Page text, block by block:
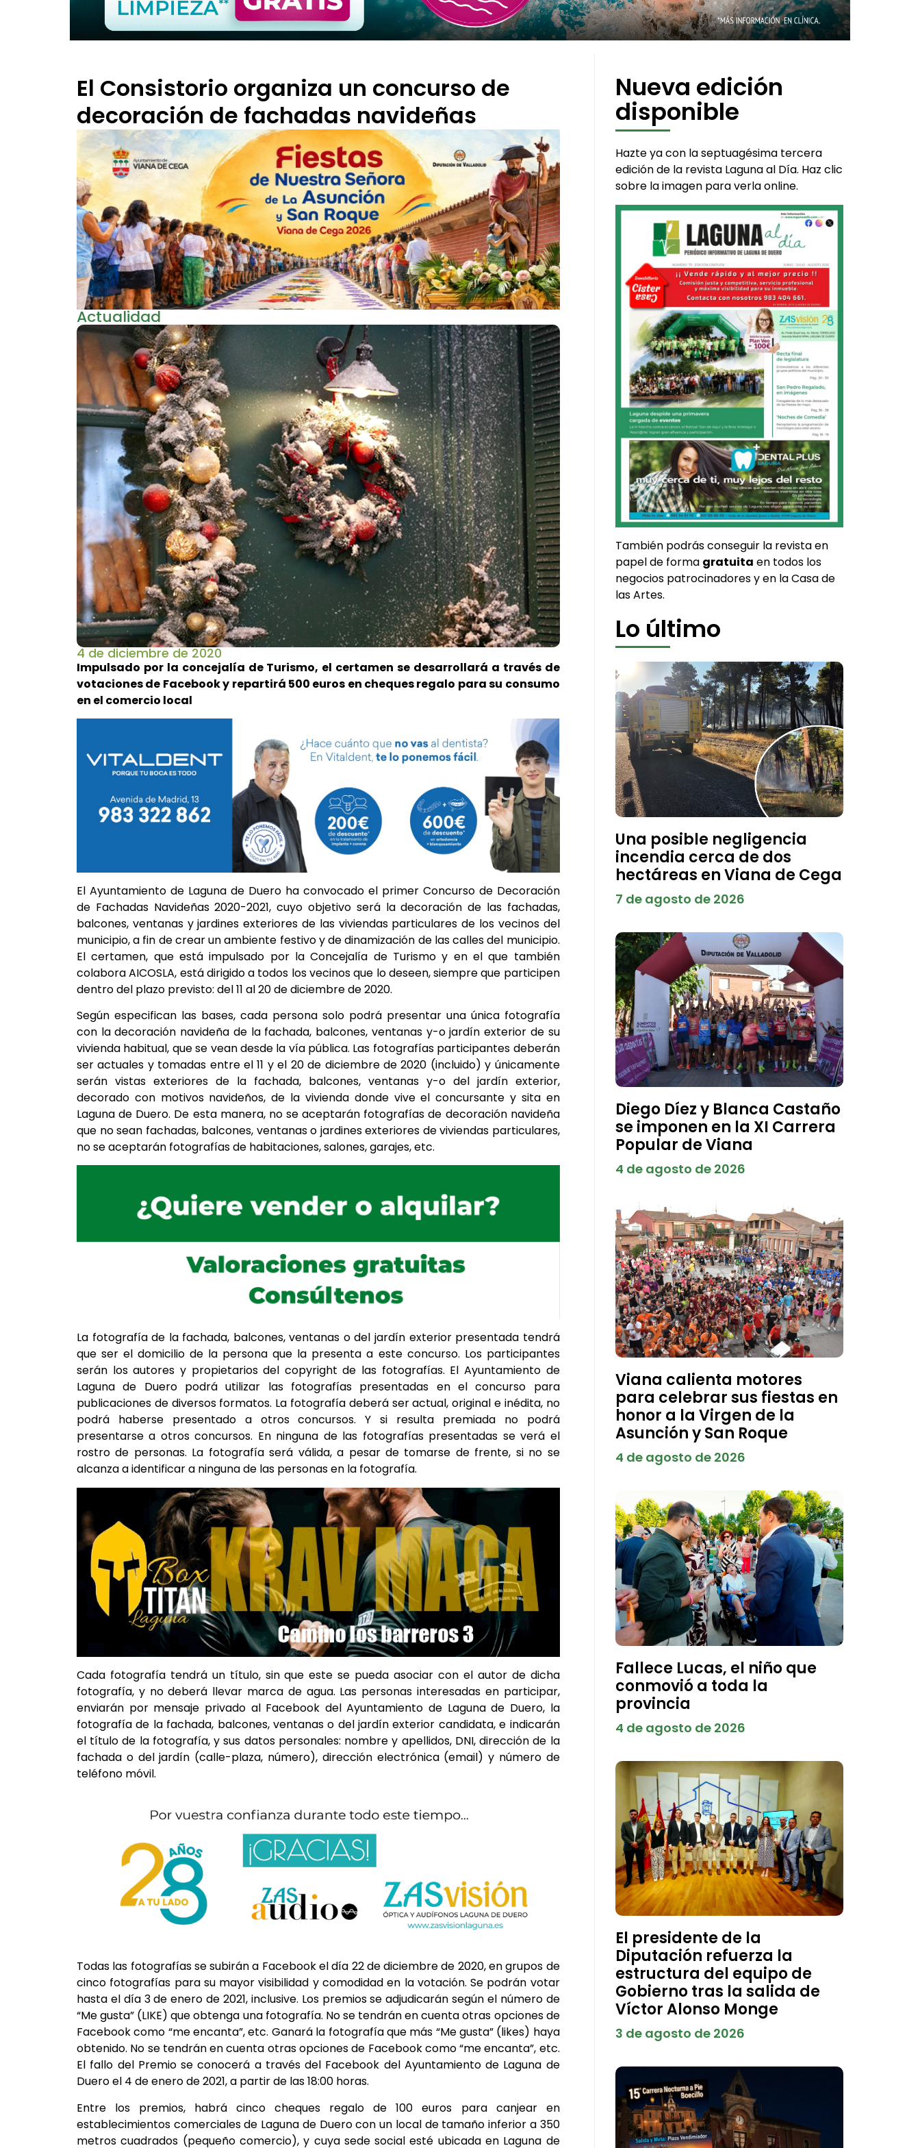
El Consistorio organiza un concurso de
decoración de fachadas navideñas
Actualidad
4 de diciembre de 2020
Impulsado por la concejalía de Turismo, el certamen se desarrollará a través de
votaciones de Facebook y repartirá 500 euros en cheques regalo para su consumo
en el comercio local
El Ayuntamiento de Laguna de Duero ha convocado el primer Concurso de Decoración
de Fachadas Navideñas 2020-2021, cuyo objetivo será la decoración de las fachadas,
balcones, ventanas y jardines exteriores de las viviendas particulares de los vecinos del
municipio, a fin de crear un ambiente festivo y de dinamización de las calles del municipio.
El certamen, que está impulsado por la Concejalía de Turismo y en el que también
colabora AICOSLA, está dirigido a todos los vecinos que lo deseen, siempre que participen
dentro del plazo previsto: del 11 al 20 de diciembre de 2020.
Según especifican las bases, cada persona solo podrá presentar una única fotografía
con la decoración navideña de la fachada, balcones, ventanas y-o jardín exterior de su
vivienda habitual, que se vean desde la vía pública. Las fotografías participantes deberán
ser actuales y tomadas entre el 11 y el 20 de diciembre de 2020 (incluido) y únicamente
serán vistas exteriores de la fachada, balcones, ventanas y-o del jardín exterior,
decorado con motivos navideños, de la vivienda donde vive el concursante y sita en
Laguna de Duero. De esta manera, no se aceptarán fotografías de decoración navideña
que no sean fachadas, balcones, ventanas o jardines exteriores de viviendas particulares,
no se aceptarán fotografías de habitaciones, salones, garajes, etc.
La fotografía de la fachada, balcones, ventanas o del jardín exterior presentada tendrá
que ser el domicilio de la persona que la presenta a este concurso. Los participantes
serán los autores y propietarios del copyright de las fotografías. El Ayuntamiento de
Laguna de Duero podrá utilizar las fotografías presentadas en el concurso para
publicaciones de diversos formatos. La fotografía deberá ser actual, original e inédita, no
podrá haberse presentado a otros concursos. Y si resulta premiada no podrá
presentarse a otros concursos. En ninguna de las fotografías presentadas se verá el
rostro de personas. La fotografía será válida, a pesar de tomarse de frente, si no se
alcanza a identificar a ninguna de las personas en la fotografía.
Cada fotografía tendrá un título, sin que este se pueda asociar con el autor de dicha
fotografía, y no deberá llevar marca de agua. Las personas interesadas en participar,
enviarán por mensaje privado al Facebook del Ayuntamiento de Laguna de Duero, la
fotografía de la fachada, balcones, ventanas o del jardín exterior candidata, e indicarán
el título de la fotografía, y sus datos personales: nombre y apellidos, DNI, dirección de la
fachada o del jardín (calle-plaza, número), dirección electrónica (email) y número de
teléfono móvil.
Todas las fotografías se subirán a Facebook el día 22 de diciembre de 2020, en grupos de
cinco fotografías para su mayor visibilidad y comodidad en la votación. Se podrán votar
hasta el día 3 de enero de 2021, inclusive. Los premios se adjudicarán según el número de
“Me gusta” (LIKE) que obtenga una fotografía. No se tendrán en cuenta otras opciones de
Facebook como “me encanta”, etc. Ganará la fotografía que más “Me gusta” (likes) haya
obtenido. No se tendrán en cuenta otras opciones de Facebook como “me encanta”, etc.
El fallo del Premio se conocerá a través del Facebook del Ayuntamiento de Laguna de
Duero el 4 de enero de 2021, a partir de las 18:00 horas.
Entre los premios, habrá cinco cheques regalo de 100 euros para canjear en
establecimientos comerciales de Laguna de Duero con un local de tamaño inferior a 350
metros cuadrados (pequeño comercio), y cuya sede social esté ubicada en Laguna de
Nueva edición
disponible
Hazte ya con la septuagésima tercera
edición de la revista Laguna al Día. Haz clic
sobre la imagen para verla online.
También podrás conseguir la revista en
papel de forma gratuita en todos los
negocios patrocinadores y en la Casa de
las Artes.
Lo último
Una posible negligencia
incendia cerca de dos
hectáreas en Viana de Cega
7 de agosto de 2026
Diego Díez y Blanca Castaño
se imponen en la XI Carrera
Popular de Viana
4 de agosto de 2026
Viana calienta motores
para celebrar sus fiestas en
honor a la Virgen de la
Asunción y San Roque
4 de agosto de 2026
Fallece Lucas, el niño que
conmovió a toda la
provincia
4 de agosto de 2026
El presidente de la
Diputación refuerza la
estructura del equipo de
Gobierno tras la salida de
Víctor Alonso Monge
3 de agosto de 2026